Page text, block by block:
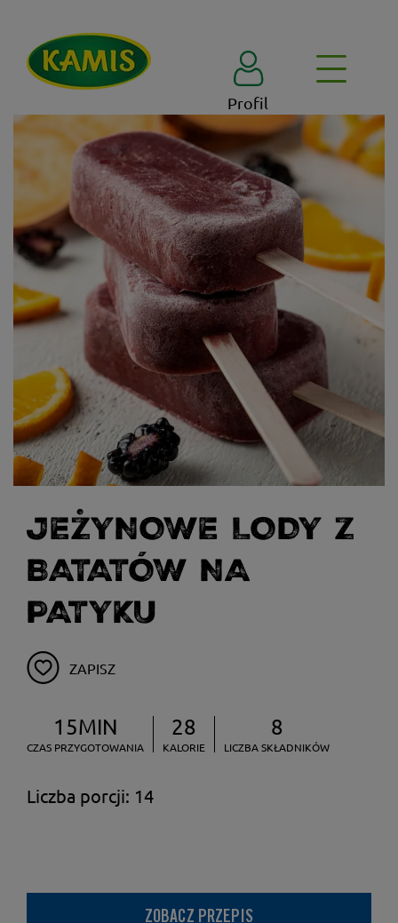
Profil
JEŻYNOWE LODY Z
BATATÓW NA
PATYKU
ZAPISZ
15MIN
CZAS PRZYGOTOWANIA
28
KALORIE
8
LICZBA SKŁADNIKÓW
Liczba porcji: 14
ZOBACZ PRZEPIS